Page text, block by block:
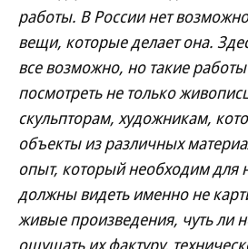
работы. В России нет
вещи, которые делает она.
все возможно, но такие
посмотреть не только
скульпторам, художникам,
объекты из различных
опыт, который необходим для
должны видеть именно не
живые произведения, чуть ли
ощущать их фактуру,